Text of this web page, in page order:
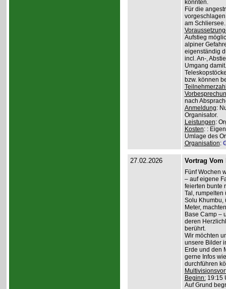
könnten.
Für die
am
Aufstieg
alpiner
eigenständig
incl. An-,
Umgang
bzw. können
nach
Anmeldung:
Organisator.
Leistungen:
Kosten: :
Umlage des
Organisation:
27.02.2026 Vortrag Vom
Fünf Wochen
– auf eigene
feierten bunte
Tal, rumpelten
Solu Khumbu,
Meter,
Base Camp –
deren
berührt.
Wir möchten
unsere Bilder
Erde und den
gerne Infos
durchführen
Beginn:19:15
Auf Grund